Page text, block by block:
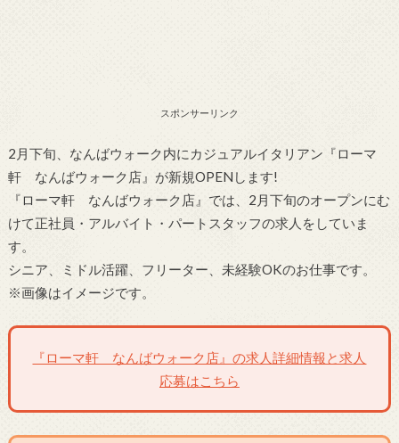
スポンサーリンク
2月下旬、なんばウォーク内にカジュアルイタリアン『ローマ
軒 なんばウォーク店』が新規OPENします!
『ローマ軒 なんばウォーク店』では、2月下旬のオープンにむ
けて正社員・アルバイト・パートスタッフの求人をしていま
す。
シニア、ミドル活躍、フリーター、未経験OKのお仕事です。
※画像はイメージです。
『ローマ軒 なんばウォーク店』の求人詳細情報と求人
応募はこちら